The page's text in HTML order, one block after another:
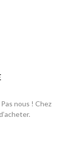
nous ! Chez